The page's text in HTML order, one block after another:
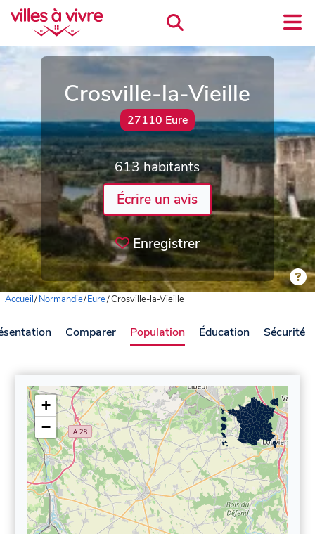
Crosville-la-Vieille
27110 Eure
613 habitants
Écrire un avis
Enregistrer
Accueil/Normandie/Eure/Crosville-la-Vieille
Comparer Population Éducation Sécurité
+
−